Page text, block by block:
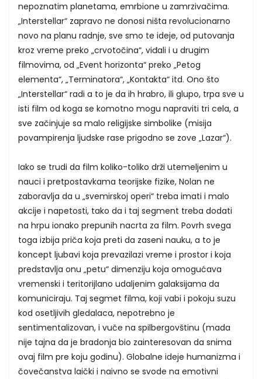
nepoznatim planetama, emrbione u zamrzivačima.
„Interstellar“ zapravo ne donosi ništa revolucionarno
novo na planu radnje, sve smo te ideje, od putovanja
kroz vreme preko „crvotočina“, viđali i u drugim
filmovima, od „Event horizonta“ preko „Petog
elementa“, „Terminatora“, „Kontakta“ itd. Ono što
„Interstellar“ radi a to je da ih hrabro, ili glupo, trpa sve u
isti film od koga se komotno mogu napraviti tri cela, a
sve začinjuje sa malo religijske simbolike (misija
povampirenja ljudske rase prigodno se zove „Lazar“).
Iako se trudi da film koliko-toliko drži utemeljenim u
nauci i pretpostavkama teorijske fizike, Nolan ne
zaboravlja da u „svemirskoj operi“ treba imati i malo
akcije i napetosti, tako da i taj segment treba dodati
na hrpu ionako prepunih nacrta za film. Povrh svega
toga izbija priča koja preti da zaseni nauku, a to je
koncept ljubavi koja prevazilazi vreme i prostor i koja
predstavlja onu „petu“ dimenziju koja omogućava
vremenski i teritorijlano udaljenim galaksijama da
komuniciraju. Taj segmet filma, koji vabi i pokoju suzu
kod osetljivih gledalaca, nepotrebno je
sentimentalizovan, i vuče na spilbergovštinu (mada
nije tajna da je bradonja bio zainteresovan da snima
ovaj film pre koju godinu). Globalne ideje humanizma i
čovečanstva laički i naivno se svode na emotivni